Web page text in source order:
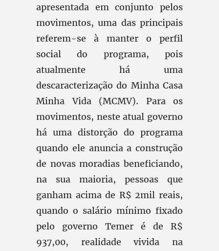
apresentada em conjunto pelos
movimentos, uma das principais
referem-se à manter o perfil
social do programa, pois
atualmente há uma
descaracterização do Minha Casa
Minha Vida (MCMV). Para os
movimentos, neste atual governo
há uma distorção do programa
quando ele anuncia a construção
de novas moradias beneficiando,
na sua maioria, pessoas que
ganham acima de R$ 2mil reais,
quando o salário mínimo fixado
pelo governo Temer é de R$
937,00, realidade vivida na